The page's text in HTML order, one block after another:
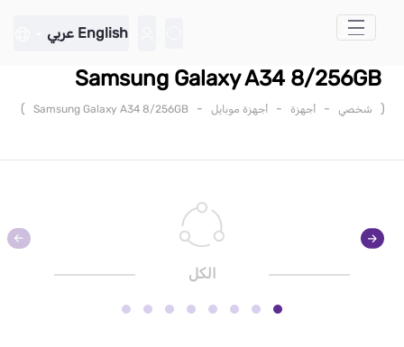
تخطي إلى المحتوى الرئيسي
English عربي
Samsung Galaxy A34 8/256GB
( شخصي - أجهزة - أجهزة موبايل -
Samsung Galaxy A34 8/256GB
)
الكل